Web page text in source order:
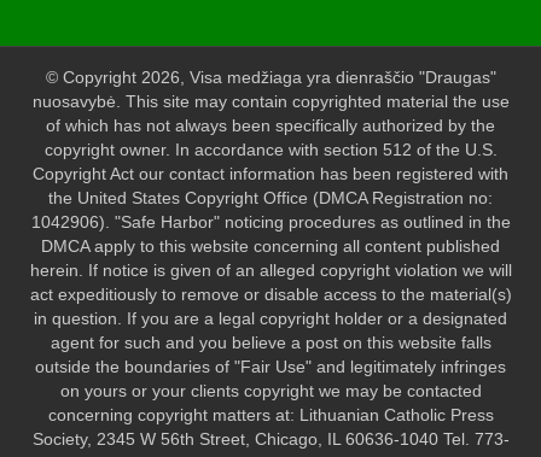
© Copyright 2026, Visa medžiaga yra dienraščio "Draugas"
nuosavybė. This site may contain copyrighted material the use
of which has not always been specifically authorized by the
copyright owner. In accordance with section 512 of the U.S.
Copyright Act our contact information has been registered with
the United States Copyright Office (DMCA Registration no:
1042906). "Safe Harbor" noticing procedures as outlined in the
DMCA apply to this website concerning all content published
herein. If notice is given of an alleged copyright violation we will
act expeditiously to remove or disable access to the material(s)
in question. If you are a legal copyright holder or a designated
agent for such and you believe a post on this website falls
outside the boundaries of "Fair Use" and legitimately infringes
on yours or your clients copyright we may be contacted
concerning copyright matters at: Lithuanian Catholic Press
Society, 2345 W 56th Street, Chicago, IL 60636-1040 Tel. 773-